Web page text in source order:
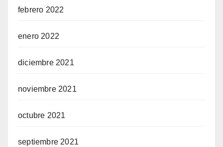
febrero 2022
enero 2022
diciembre 2021
noviembre 2021
octubre 2021
septiembre 2021